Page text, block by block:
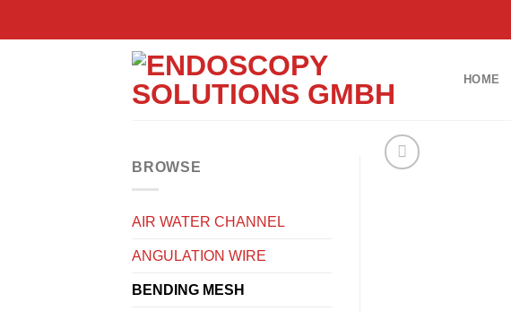
HOME
BROWSE
AIR WATER CHANNEL
ANGULATION WIRE
BENDING MESH